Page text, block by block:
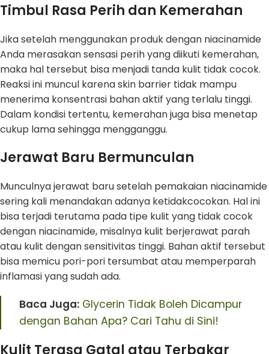
Timbul Rasa Perih dan Kemerahan
Jika setelah menggunakan produk dengan niacinamide
Anda merasakan sensasi perih yang diikuti kemerahan,
maka hal tersebut bisa menjadi tanda kulit tidak cocok.
Reaksi ini muncul karena skin barrier tidak mampu
menerima konsentrasi bahan aktif yang terlalu tinggi.
Dalam kondisi tertentu, kemerahan juga bisa menetap
cukup lama sehingga mengganggu.
Jerawat Baru Bermunculan
Munculnya jerawat baru setelah pemakaian niacinamide
sering kali menandakan adanya ketidakcocokan. Hal ini
bisa terjadi terutama pada tipe kulit yang tidak cocok
dengan niacinamide, misalnya kulit berjerawat parah
atau kulit dengan sensitivitas tinggi. Bahan aktif tersebut
bisa memicu pori-pori tersumbat atau memperparah
inflamasi yang sudah ada.
Baca Juga: Glycerin Tidak Boleh Dicampur
dengan Bahan Apa? Cari Tahu di Sini!
Kulit Terasa Gatal atau Terbakar